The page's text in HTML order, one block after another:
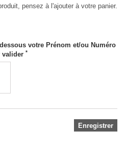
pensez à l'ajouter à votre panier.
votre Prénom et/ou Numéro
valider *
Enregistrer